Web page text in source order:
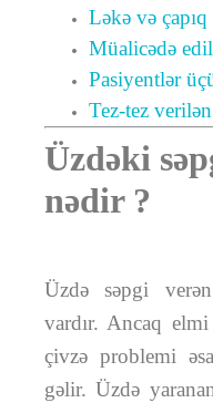
Ləkə və
Müalicədə
Pasiyentlər
Tez-tez
Üzdəki
nədir ?
Üzdə səpgi
vardır. Ancaq
çivzə problemi
gəlir. Üzdə